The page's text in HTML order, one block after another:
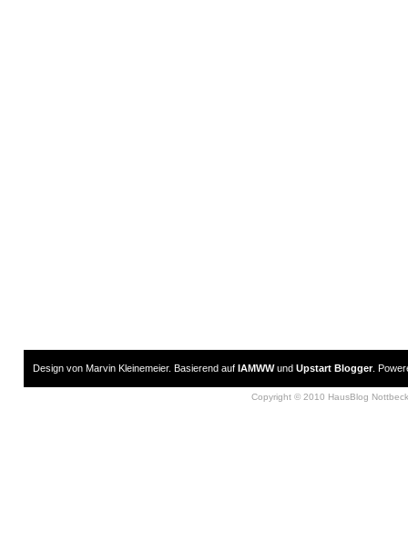
Design von Marvin Kleinemeier. Basierend auf IAMWWund Upstart Blogger.
Copyright © 2010 HausBlog